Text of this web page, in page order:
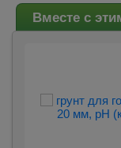
Вместе с